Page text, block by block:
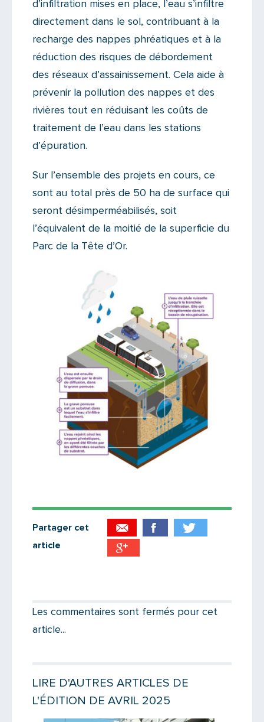
d’infiltration mises en place, l’eau s’infiltre
directement dans le sol, contribuant à la
recharge des nappes phréatiques et à la
réduction des risques de débordement
des réseaux d’assainissement. Cela aide à
prévenir la pollution des nappes et des
rivières tout en réduisant les coûts de
traitement de l’eau dans les stations
d’épuration.
Sur l’ensemble des projets en cours, ce
sont au total près de 50 ha de surface qui
seront désimperméabilisés, soit
l’équivalent de la moitié de la superficie du
Parc de la Tête d’Or.
Partager cet
article
Les commentaires sont fermés pour cet
article...
LIRE D'AUTRES ARTICLES DE
L'ÉDITION DE AVRIL 2025